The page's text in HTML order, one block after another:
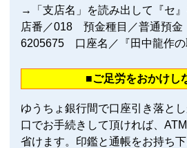
→「支店名」を読み出して『セ』
店番／018 預金種目／普通預
6205675 口座名／『田中龍作の
■ご足労をおかけし
ゆうちょ銀行間で口座引き落と
口でお手続きして頂ければ、
省けます。印鑑と通帳をお持ち下